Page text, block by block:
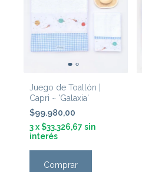
Juego de Toallón |
Capri ~ 'Galaxia'
$99.980,00
3x$33.326,67 sin
interés
Comprar